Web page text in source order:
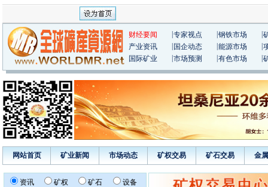
财经要闻 专家视点 钢铁市场
产业资讯
国企动态 能源市场
国际矿业
市场预测 有色市场
网站首页 矿业新闻 市场动态 矿权交易 矿石交易 金
资讯 矿权 矿石 设备